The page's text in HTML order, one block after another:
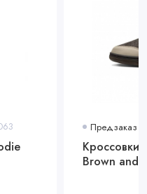
идеальный выбор для тех,
и современными
как для повседневного
ценящих уникальные
Предзаказ
Кроссовки
Brown and